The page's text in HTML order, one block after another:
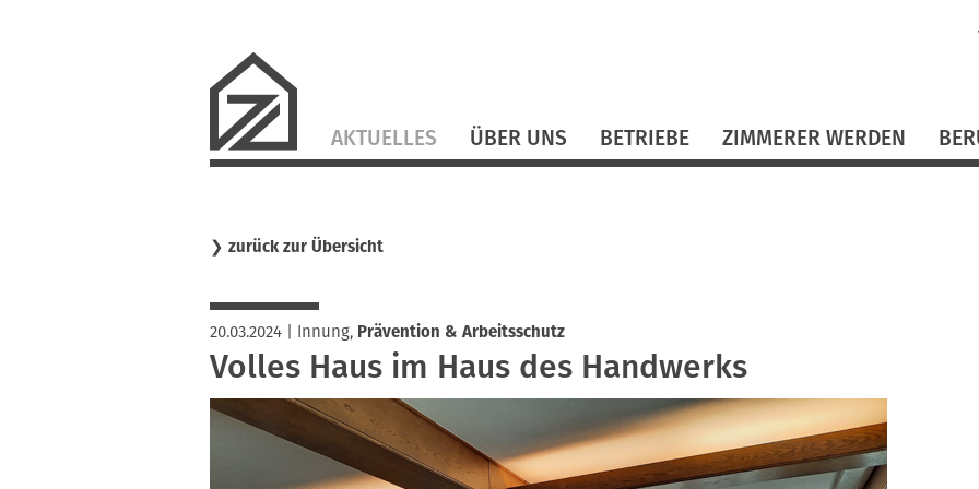
überspringen
AKTUELLES ÜBER UNS BETRIEBE ZIMMERER WERDEN
❯ zurück zur Übersicht
20.03.2024| Innung, Prävention & Arbeitsschutz
Volles Haus im Haus des Handwerks